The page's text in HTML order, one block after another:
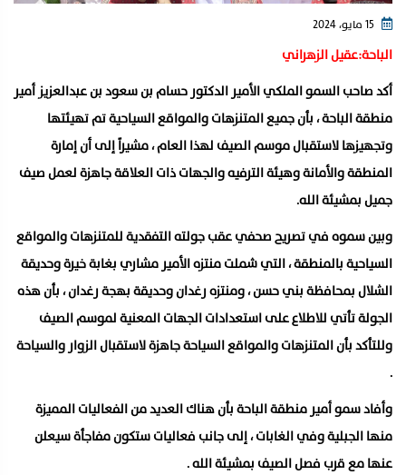
الباحة:عقيل الزهراني
أكد صاحب السمو الملكي الأمير الدكتور حسام بن سعود بن عبدالعزيز أمير
منطقة الباحة ، بأن جميع المتنزهات والمواقع السياحية تم تهيئتها
وتجهيزها لاستقبال موسم الصيف لهذا العام ، مشيراً إلى أن إمارة
المنطقة والأمانة وهيئة الترفيه والجهات ذات العلاقة جاهزة لعمل صيف
جميل بمشيئة الله.
وبين سموه في تصريح صحفي عقب جولته التفقدية للمتنزهات والمواقع
السياحية بالمنطقة ، التي شملت منتزه الأمير مشاري بغابة خيرة وحديقة
الشلال بمحافظة بني حسن ، ومنتزه رغدان وحديقة بهجة رغدان ، بأن هذه
الجولة تأتي للاطلاع على استعدادات الجهات المعنية لموسم الصيف
وللتأكد بأن المتنزهات والمواقع السياحة جاهزة لاستقبال الزوار والسياحة
.
وأفاد سمو أمير منطقة الباحة بأن هناك العديد من الفعاليات المميزة
منها الجبلية وفي الغابات ، إلى جانب فعاليات ستكون مفاجأة سيعلن
عنها مع قرب فصل الصيف بمشيئة الله .